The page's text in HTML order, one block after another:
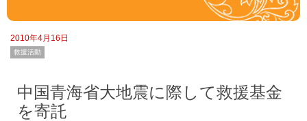
2010年4月16日
救援活動
中国青海省大地震に際して救援基金
を寄託